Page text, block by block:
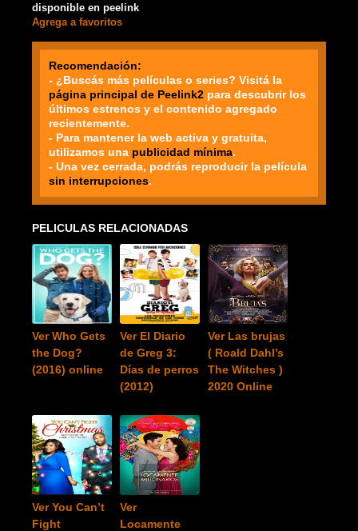
disponible en peelink
Agrega a favoritos
Recomendación:
- ¿Buscás más películas o series? Visitá la
página principal de Peelink2 para descubrir los
últimos estrenos y el contenido agregado
recientemente.
- Para mantener la web activa y gratuita,
utilizamos una publicidad mínima.
- Una vez cerrada, podrás reproducir la película
sin interrupciones.
PELICULAS RELACIONADAS
Ver Who Gets
the Dog?
(2016) online
Ver El Diario
de Greg 3:
Días de perros
(2012)
Ver Las brujas
( Roald Dahl’s
The Witches )
2020 Online
Ver You Can’t
Fight
Ver
Locamente